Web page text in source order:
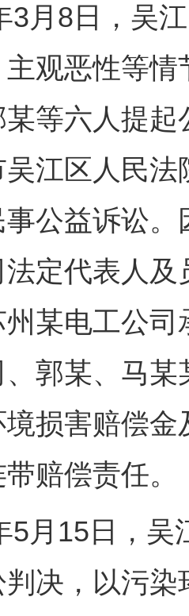
8日，吴江
观恶性等
等六人提
吴江区人民
公益诉讼
定代表人
某电工公
郭某、马
损害赔偿
赔偿责任。
15日，吴
决，以污